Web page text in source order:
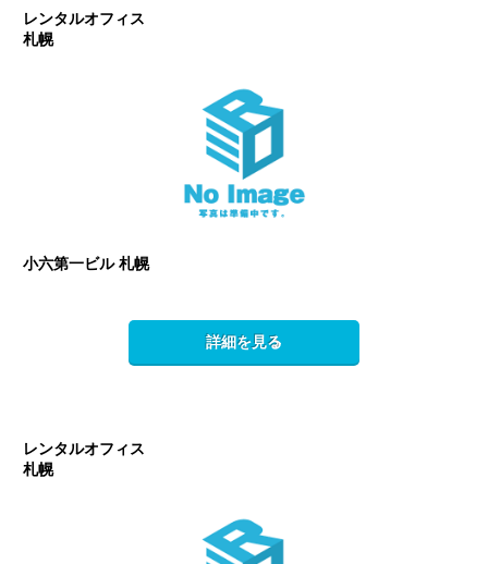
レンタルオフィス
札幌
小六第一ビル 札幌
詳細を見る
レンタルオフィス
札幌